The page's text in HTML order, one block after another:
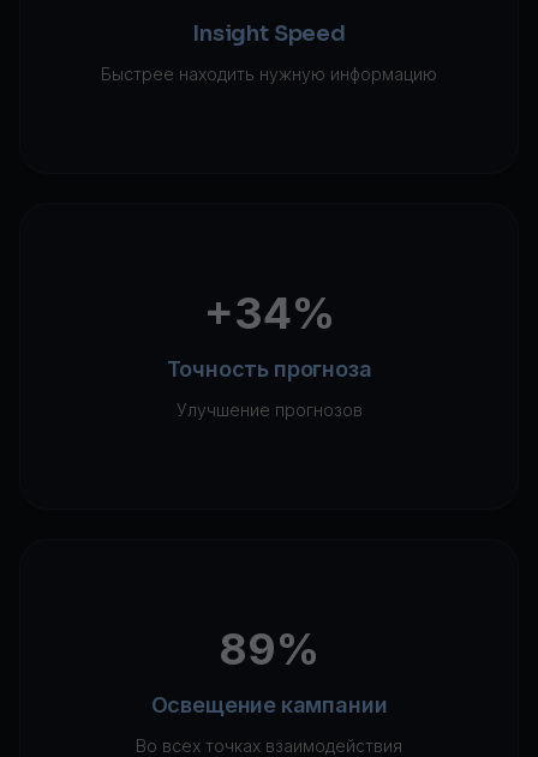
Insight Speed
Быстрее находить нужную информацию
+34%
Точность прогноза
Улучшение прогнозов
89%
Освещение кампании
Во всех точках взаимодействия